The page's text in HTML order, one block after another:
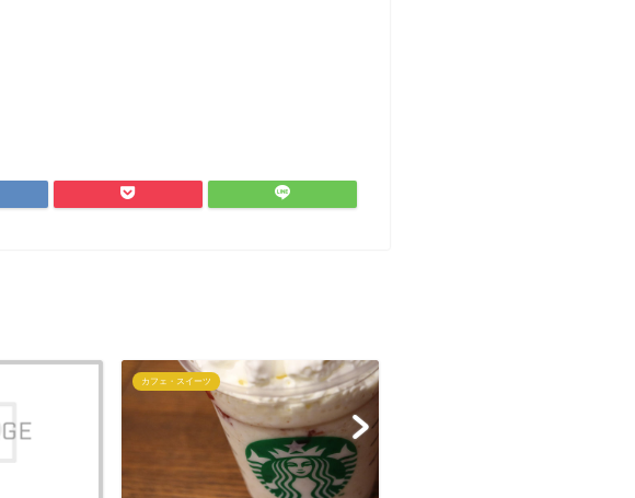
カフェ・スイーツ